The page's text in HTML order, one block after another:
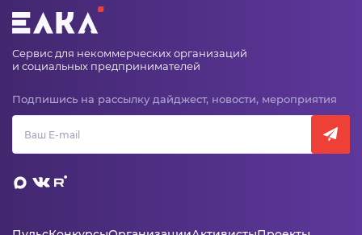
Сервис для некоммерческих организаций
и социальных предпринимателей
Подпишись на рассылку дайджест, новости, мероприятия